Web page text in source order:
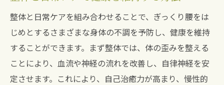
整体と日常ケアを組み合わせることで、ぎっくり腰をは
じめとするさまざまな身体の不調を予防し、健康を維持
することができます。まず整体では、体の歪みを整える
ことにより、血流や神経の流れを改善し、自律神経を安
定させます。これにより、自己治癒力が高まり、慢性的